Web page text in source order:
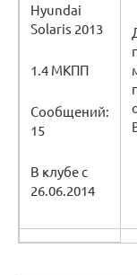
Hyundai
Solaris 2013
1.4 МКПП
Сообщений:
15
В клубе с
26.06.2014